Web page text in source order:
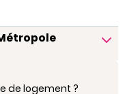
de logement ?